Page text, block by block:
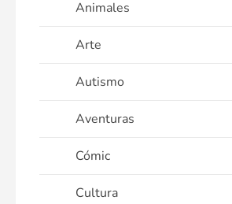
Animales
Arte
Autismo
Aventuras
Cómic
Cultura